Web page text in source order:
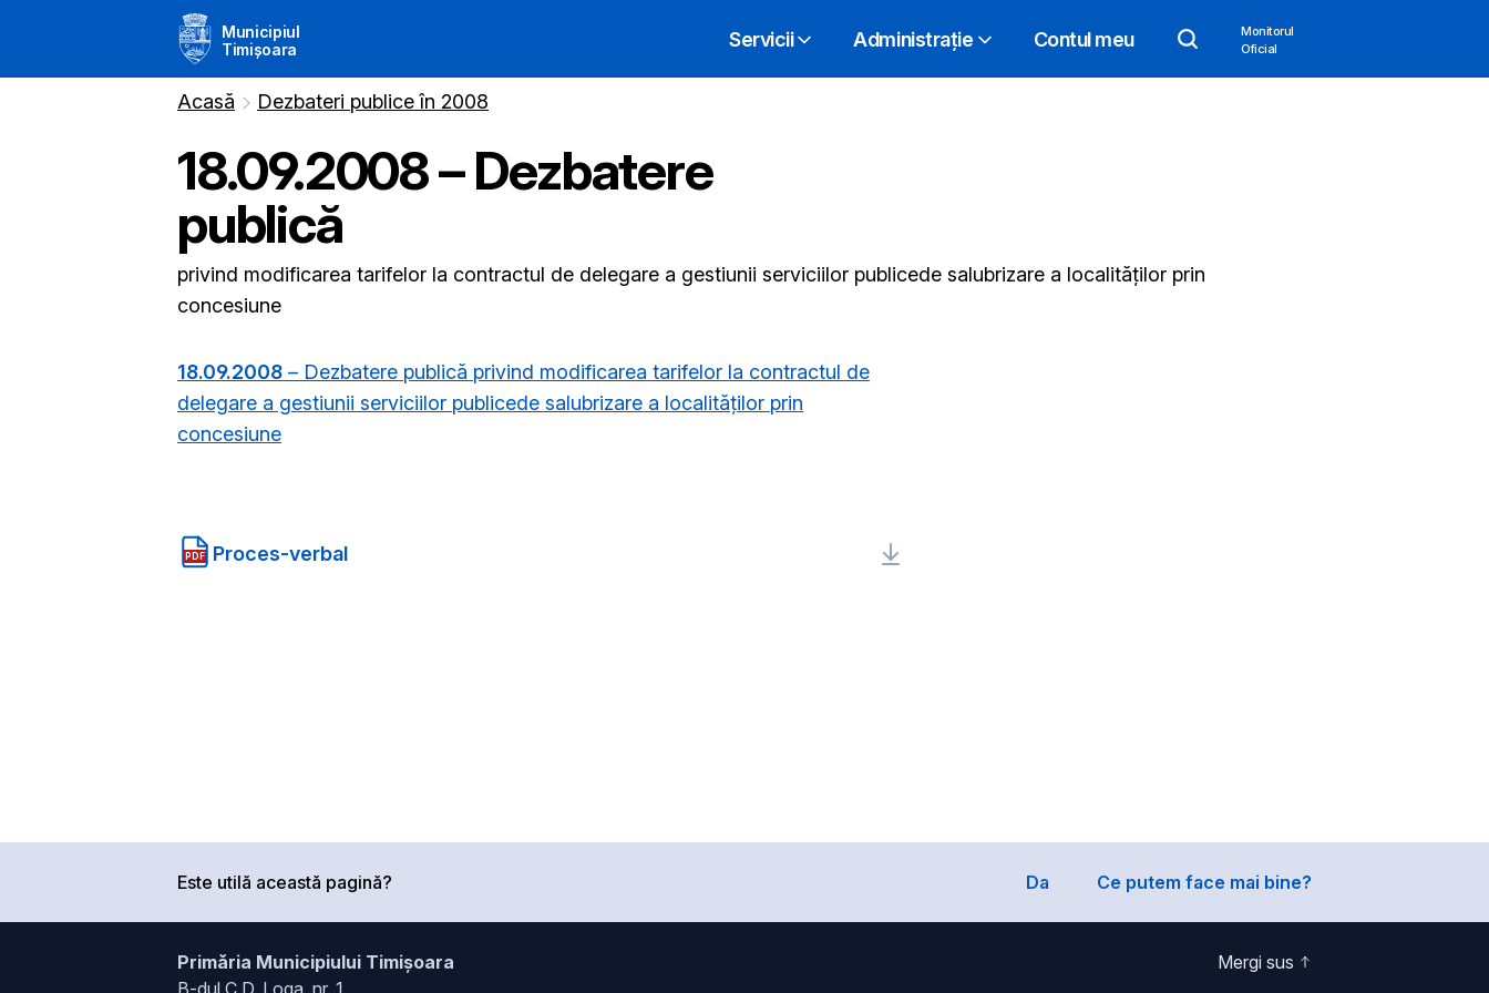
Municipiul
Timișoara
Servicii Administrație Contul meu
Monitorul
Oficial
Acasă Dezbateri publice în 2008
18.09.2008 – Dezbatere
publică
privind modificarea tarifelor la contractul de delegare a gestiunii serviciilor publicede salubrizare a localităților prin
concesiune
18.09.2008 – Dezbatere publică privind modificarea tarifelor la contractul de
delegare a gestiunii serviciilor publicede salubrizare a localităților prin
concesiune
PDF Proces-verbal
Este utilă această pagină? Da Ce putem face mai bine?
Primăria Municipiului Timișoara
B-dul C.D. Loga, nr. 1
Mergi sus